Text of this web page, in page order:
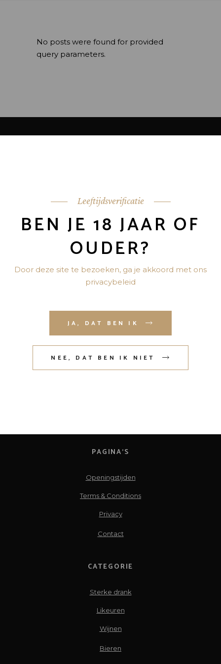
Leeftijdsverificatie
BEN JE 18 JAAR OF
OUDER?
Door deze site te bezoeken, ga je akkoord met ons
privacybeleid
JA, DAT BEN IK
NEE, DAT BEN IK NIET
No posts were found for provided
query parameters.
doorTevreden Websites
PAGINA’S
Openingstijden
Terms & Conditions
Privacy
Contact
CATEGORIE
Sterke drank
Likeuren
Wijnen
Bieren